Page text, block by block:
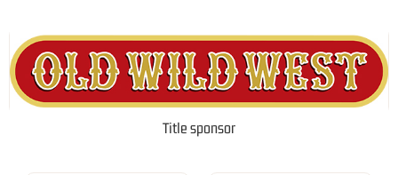
Title sponsor